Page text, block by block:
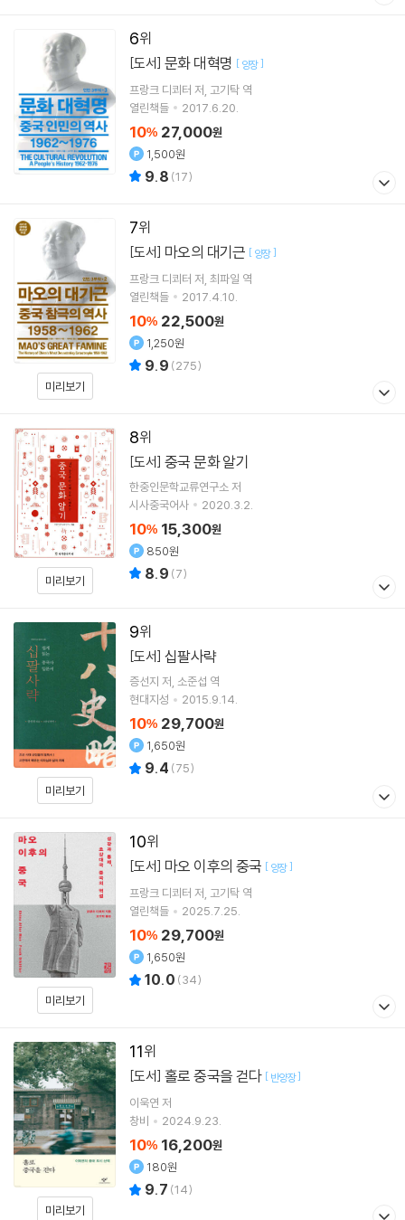
6
[도서] 문화 대혁명 [ 양장]
프랑크 디쾨터 저 고기탁 역
열린책들
2017.6.20.
10% 27,000원
1,500원
9.8 (17)
7
미리보기
[도서] 마오의 대기근 [ 양장]
프랑크 디쾨터 저 최파일 역
열린책들
2017.4.10.
10% 22,500원
1,250원
9.9 (275)
8
미리보기
[도서] 중국 문화 알기
한중인문학교류연구소 저
시사중국어사
2020.3.2.
10% 15,300원
850원
8.9 (7)
9
미리보기
[도서] 십팔사략
증선지 저 소준섭 역
현대지성
2015.9.14.
10% 29,700원
1,650원
9.4 (75)
10
미리보기
[도서] 마오 이후의 중국 [ 양장]
프랑크 디쾨터 저 고기탁 역
열린책들
2025.7.25.
10% 29,700원
1,650원
10.0 (34)
11
미리보기
[도서] 홀로 중국을 걷다 [ 반양장]
이욱연 저
창비
2024.9.23.
10% 16,200원
180원
9.7 (14)